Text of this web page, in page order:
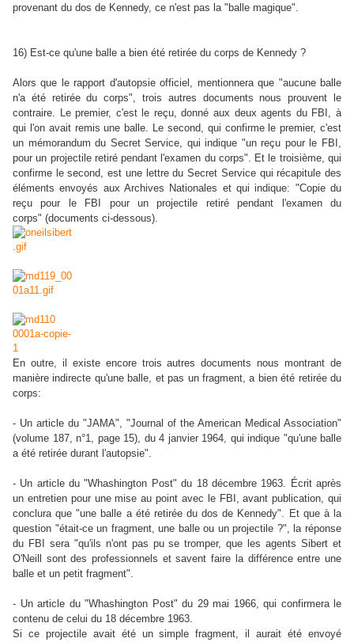
provenant du dos de Kennedy, ce n'est pas la "balle magique".
16) Est-ce qu'une balle a bien été retirée du corps de Kennedy ?
Alors que le rapport d'autopsie officiel, mentionnera que "aucune balle
n'a été retirée du corps", trois autres documents nous prouvent le
contraire. Le premier, c'est le reçu, donné aux deux agents du FBI, à
qui l'on avait remis une balle. Le second, qui confirme le premier, c'est
un mémorandum du Secret Service, qui indique "un reçu pour le FBI,
pour un projectile retiré pendant l'examen du corps". Et le troisième, qui
confirme le second, est une lettre du Secret Service qui récapitule des
éléments envoyés aux Archives Nationales et qui indique: "Copie du
reçu pour le FBI pour un projectile retiré pendant l'examen du
corps" (documents ci-dessous).
En outre, il existe encore trois autres documents nous montrant de
manière indirecte qu'une balle, et pas un fragment, a bien été retirée du
corps:
- Un article du "JAMA", "Journal of the American Medical Association"
(volume 187, n°1, page 15), du 4 janvier 1964, qui indique "qu'une balle
a été retirée durant l'autopsie".
- Un article du "Whashington Post" du 18 décembre 1963. Écrit après
un entretien pour une mise au point avec le FBI, avant publication, qui
conclura que "une balle a été retirée du dos de Kennedy". Et que à la
question "était-ce un fragment, une balle ou un projectile ?", la réponse
du FBI sera "qu'ils n'ont pas pu se tromper, que les agents Sibert et
O'Neill sont des professionnels et savent faire la différence entre une
balle et un petit fragment".
- Un article du "Whashington Post" du 29 mai 1966, qui confirmera le
contenu de celui du 18 décembre 1963.
Si ce projectile avait été un simple fragment, il aurait été envoyé